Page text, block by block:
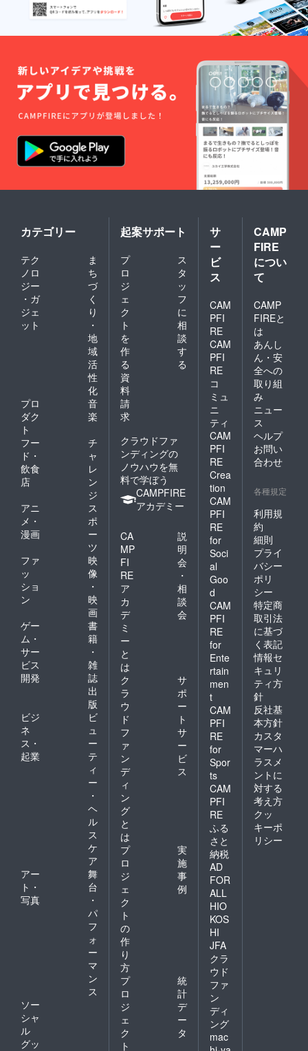
カテゴリー
テク
ノロ
ジー
・ガ
ジェ
ット
ま
ち
づ
く
り
・
地
域
活
性
化
プロ
ダク
ト
音
楽
フー
ド・
飲食
店
チ
ャ
レ
ン
ジ
アニ
メ・
漫画
ス
ポ
ー
ツ
ファ
ッ
ショ
ン
映
像
・
映
画
ゲー
ム・
サー
ビス
開発
書
籍
・
雑
誌
出
版
ビジ
ネ
ス・
起業
ビ
ュ
ー
テ
ィ
ー
・
ヘ
ル
ス
ケ
ア
アー
ト・
写真
舞
台
・
パ
フ
ォ
ー
マ
ン
ス
ソー
シャ
ル
グッ
起案サポート
プ
ロ
ジ
ェ
ク
ト
を
作
る
ス
タ
ッ
フ
に
相
談
す
る
資
料
請
求
クラウドファ
ンディングの
ノウハウを無
料で学ぼう
CAMPFIRE
アカデミー
CA
MP
FI
RE
ア
カ
デ
ミ
ー
と
は
説
明
会
・
相
談
会
ク
ラ
ウ
ド
フ
ァ
ン
デ
ィ
ン
グ
と
は
サ
ポ
ー
ト
サ
ー
ビ
ス
プ
ロ
ジ
ェ
ク
ト
の
作
り
方
実
施
事
例
プ
ロ
ジ
ェ
ク
ト
統
計
デ
ー
タ
サ
ー
ビ
ス
CAM
PFI
RE
CAM
PFI
RE
コ
ミュ
ニ
ティ
CAM
PFI
RE
Crea
tion
CAM
PFI
RE
for
Soci
al
Goo
d
CAM
PFI
RE
for
Ente
rtain
men
t
CAM
PFI
RE
for
Spor
ts
CAM
PFI
RE
ふる
さと
納税
AD
FOR
ALL
HIO
KOS
HI
JFA
クラ
ウド
ファ
ン
ディ
ング
mac
CAMP
FIRE
につい
て
CAMP
FIREと
は
あんし
ん・安
全への
取り組
み
ニュー
ス
ヘルプ
お問い
合わせ
各種規定
利用規
約
細則
プライ
バシー
ポリ
シー
特定商
取引法
に基づ
く表記
情報セ
キュリ
ティ方
針
反社基
本方針
カスタ
マーハ
ラスメ
ントに
対する
考え方
クッ
キーポ
リシー